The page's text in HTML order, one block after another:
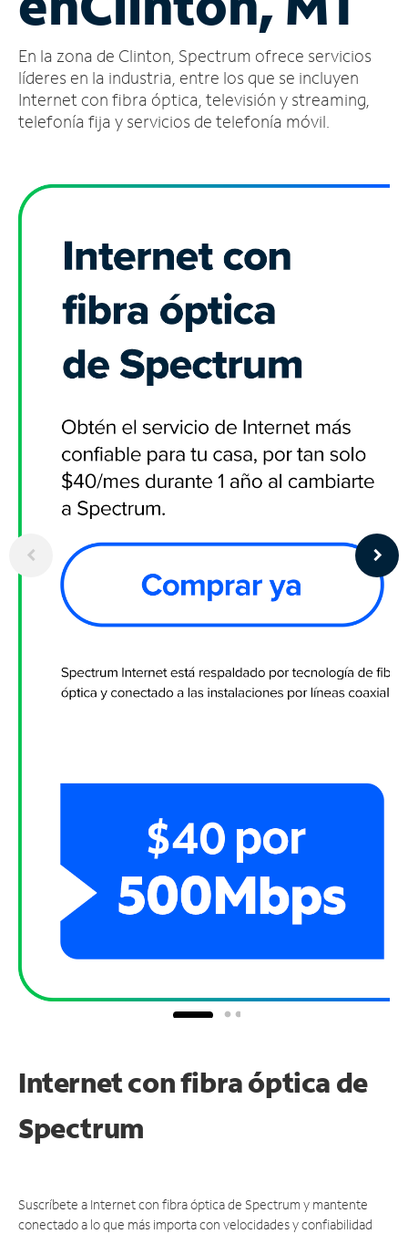
cuenta
Encuentra
una
tienda
En la zona de Clinton, Spectrum ofrece servicios
líderes en la industria, entre los que se incluyen
Internet con fibra óptica, televisión y streaming,
telefonía fija y servicios de telefonía móvil.
Internet con fibra óptica de
Spectrum
Suscríbete a Internet con fibra óptica de Spectrum y mantente
conectado a lo que más importa con velocidades y confiabilidad